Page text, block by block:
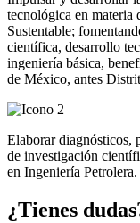
tecnológica en materia
Sustentable;
científica, desarrollo
ingeniería básica,
de México, antes
Elaborar diagnósticos,
de investigación
en Ingeniería Petrolera.
¿Tienes